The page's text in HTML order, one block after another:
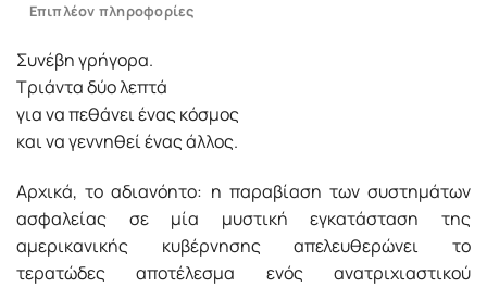
Επιπλέον πληροφορίες
Συνέβη γρήγορα.
Τριάντα δύο λεπτά
για να πεθάνει ένας κόσμος
και να γεννηθεί ένας άλλος.
Αρχικά, το αδιανόητο: η παραβίαση των συστημάτων
ασφαλείας σε μία μυστική εγκατάσταση της
αμερικανικής κυβέρνησης απελευθερώνει το
τερατώδες αποτέλεσμα ενός ανατριχιαστικού